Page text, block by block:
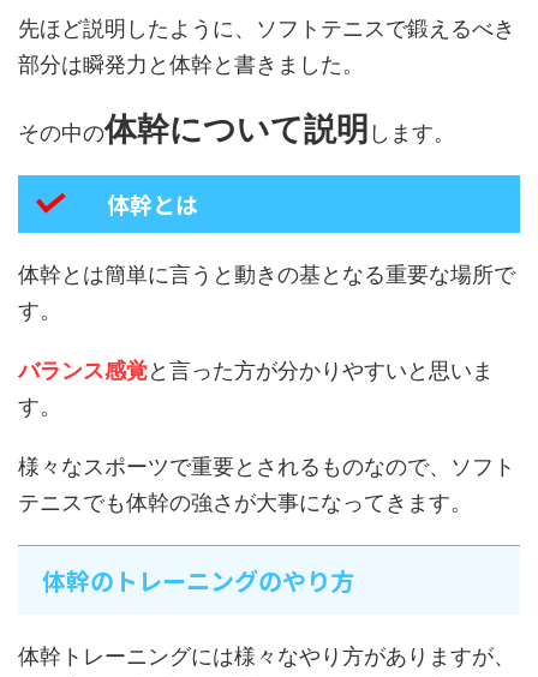
先ほど説明したように、ソフトテニスで鍛えるべき
部分は瞬発力と体幹と書きました。
その中の体幹について説明 します。
体幹とは
体幹とは簡単に言うと動きの基となる重要な場所で
す。
バランス感覚と言った方が分かりやすいと思いま
す。
様々なスポーツで重要とされるものなので、ソフト
テニスでも体幹の強さが大事になってきます。
体幹のトレーニングのやり方
体幹トレーニングには様々なやり方がありますが、